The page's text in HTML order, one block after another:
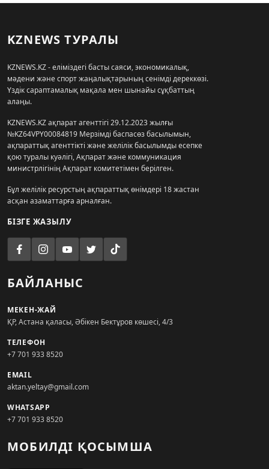
KZNEWS ТУРАЛЫ
KZNEWS.KZ - еліміздегі басты саяси, экономикалық,
мәдени және спорт жаңалықтарының сенімді дереккөзі.
Үздік сараптамалық мақала мен шынайы сұқбаттың
алаңы.
KZNEWS.KZ ақпарат агенттігі 29.12.2023 жылғы
№KZ64VPY00084819 Мерзімді баспасөз басылымын,
ақпараттық агенттікті және желілік басылымды есепке
қою туралы куәлігі, Ақпарат және коммуникация
министрлігінің Ақпарат комитетімен берілген.
Бұл желілік ресурстың ақпараттық өнімдері 18 жастан
асқан азаматтарға арналған.
БІЗГЕ ЖАЗЫЛУ
БАЙЛАНЫС
МЕКЕН-ЖАЙ
ҚР, Астана қаласы, Әбікен Бектұров көшесі, 4/3
ТЕЛЕФОН
+7 701 933 8520
EMAIL
aktan.yeltay@gmail.com
WHATSAPP
+7 701 933 8520
МОБИЛДІ ҚОСЫМША